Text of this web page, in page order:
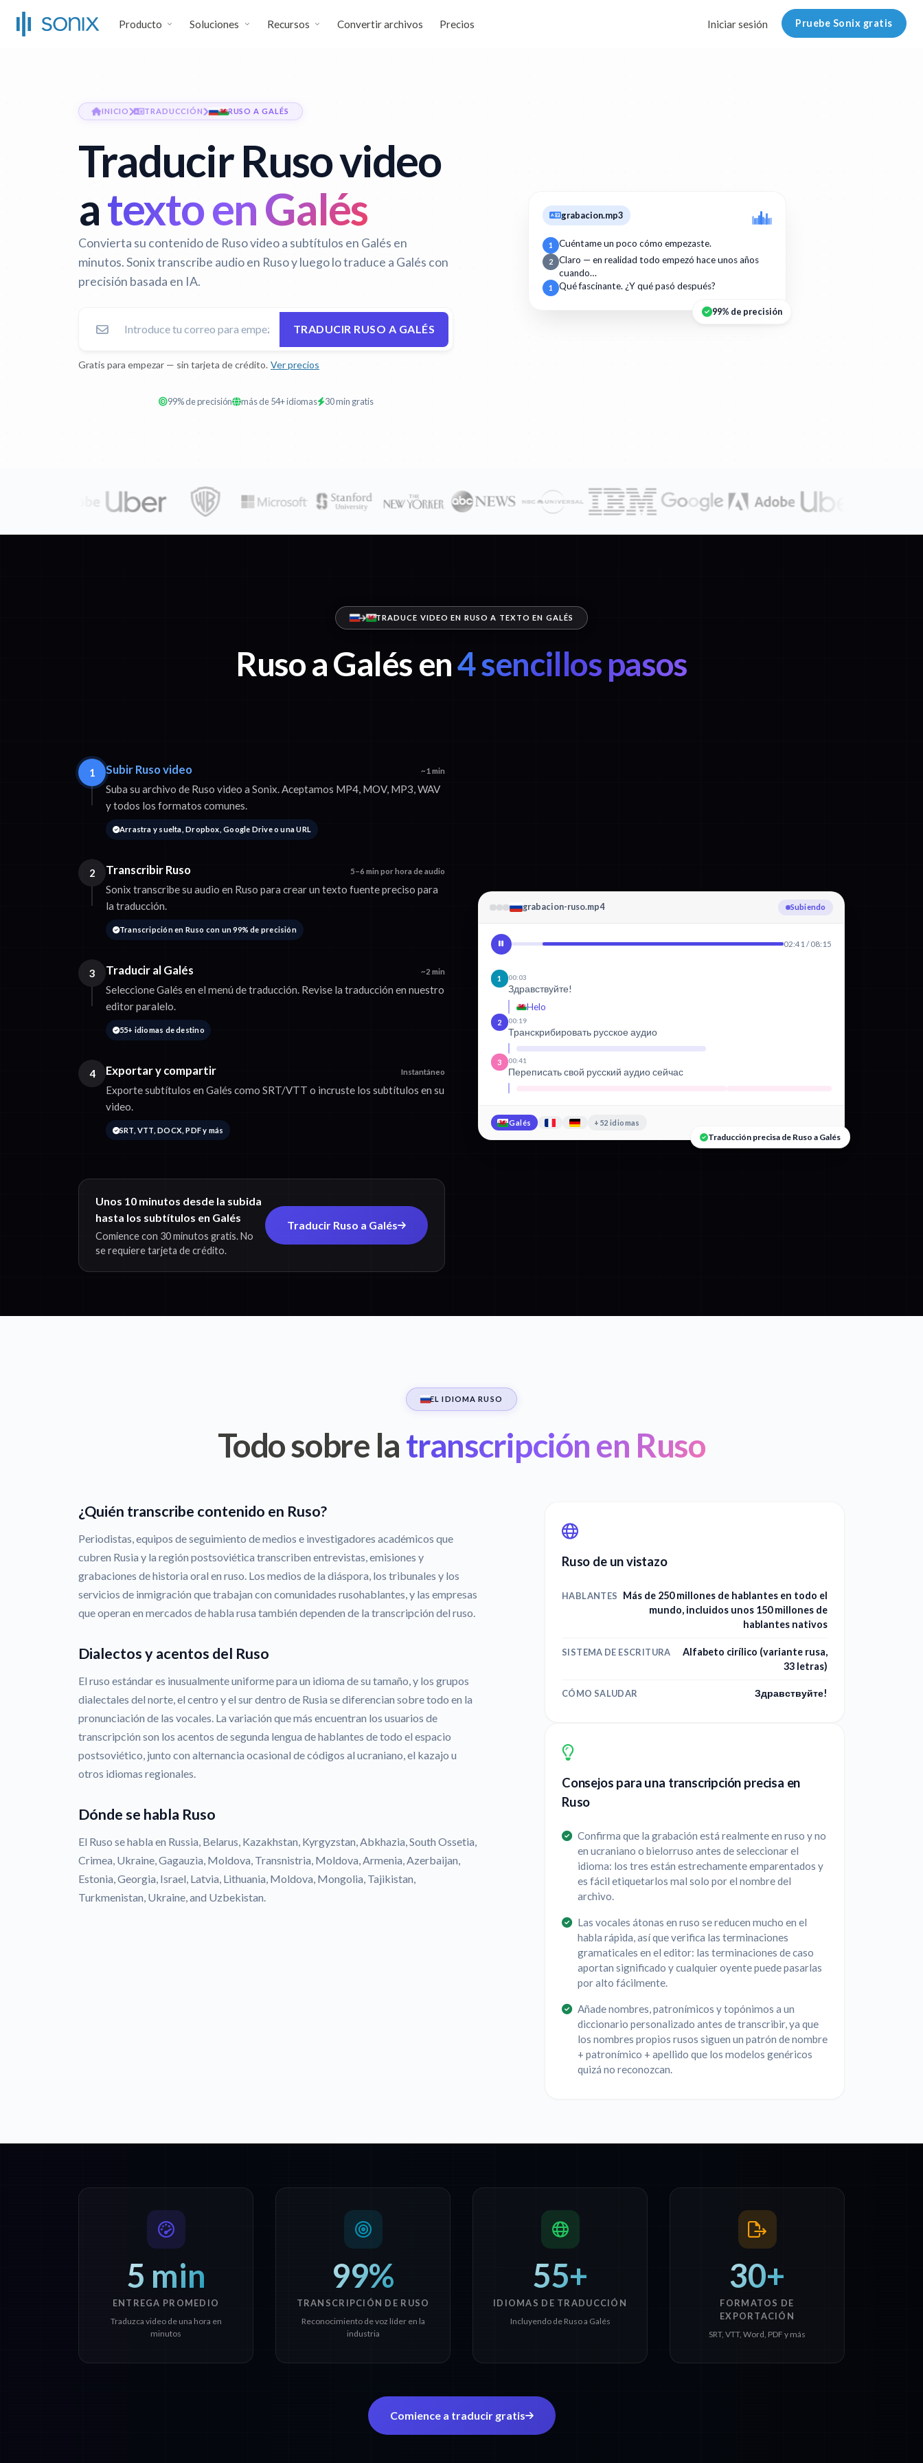
Producto Soluciones Recursos Convertir archivos Precios Iniciar sesión Pruebe Sonix gratis
INICIO TRADUCCIÓN RUSO A GALÉS
Traducir Ruso video
atexto en Galés
Convierta su contenido de Ruso video a subtítulos en Galés en
minutos. Sonix transcribe audio en Ruso y luego lo traduce a Galés con
precisión basada en IA.
TRADUCIR RUSO A GALÉS
Gratis para empezar — sin tarjeta de crédito. Ver precios
99% de precisión más de 54+ idiomas 30 min gratis
grabacion.mp3
1 Cuéntame un poco cómo empezaste.
2
Claro — en realidad todo empezó hace unos años
cuando…
1 Qué fascinante. ¿Y qué pasó después?
99% de precisión
TRADUCE VIDEO EN RUSO A TEXTO EN GALÉS
Ruso a Galés en4 sencillos pasos
1 Subir Ruso video ~1 min
Suba su archivo de Ruso video a Sonix. Aceptamos MP4, MOV, MP3, WAV
y todos los formatos comunes.
Arrastra y suelta, Dropbox, Google Drive o una URL
2 Transcribir Ruso 5–6 min por hora de audio
Sonix transcribe su audio en Ruso para crear un texto fuente preciso para
la traducción.
Transcripción en Ruso con un 99% de precisión
3 Traducir al Galés ~2 min
Seleccione Galés en el menú de traducción. Revise la traducción en nuestro
editor paralelo.
55+ idiomas de destino
4 Exportar y compartir Instantáneo
Exporte subtítulos en Galés como SRT/VTT o incruste los subtítulos en su
video.
SRT, VTT, DOCX, PDF y más
Unos 10 minutos desde la subida
hasta los subtítulos en Galés
Comience con 30 minutos gratis. No
se requiere tarjeta de crédito.
Traducir Ruso a Galés
grabacion-ruso.mp4 Transcribiendo Ruso
02:41 / 08:15
1 00:03
Здравствуйте!
Helo
2 00:19
Транскрибировать русское аудио
3 00:41
Переписать свой русский аудио сейчас
Galés +52 idiomas
Traducción precisa de Ruso a Galés
EL IDIOMA RUSO
Todo sobre latranscripción en Ruso
¿Quién transcribe contenido en Ruso?
Periodistas, equipos de seguimiento de medios e investigadores académicos que
cubren Rusia y la región postsoviética transcriben entrevistas, emisiones y
grabaciones de historia oral en ruso. Los medios de la diáspora, los tribunales y los
servicios de inmigración que trabajan con comunidades rusohablantes, y las empresas
que operan en mercados de habla rusa también dependen de la transcripción del ruso.
Dialectos y acentos del Ruso
El ruso estándar es inusualmente uniforme para un idioma de su tamaño, y los grupos
dialectales del norte, el centro y el sur dentro de Rusia se diferencian sobre todo en la
pronunciación de las vocales. La variación que más encuentran los usuarios de
transcripción son los acentos de segunda lengua de hablantes de todo el espacio
postsoviético, junto con alternancia ocasional de códigos al ucraniano, el kazajo u
otros idiomas regionales.
Dónde se habla Ruso
El Ruso se habla en Russia, Belarus, Kazakhstan, Kyrgyzstan, Abkhazia, South Ossetia,
Crimea, Ukraine, Gagauzia, Moldova, Transnistria, Moldova, Armenia, Azerbaijan,
Estonia, Georgia, Israel, Latvia, Lithuania, Moldova, Mongolia, Tajikistan,
Turkmenistan, Ukraine, and Uzbekistan.
Ruso de un vistazo
HABLANTES
Más de 250 millones de hablantes en todo el
mundo, incluidos unos 150 millones de
hablantes nativos
SISTEMA DE ESCRITURA
Alfabeto cirílico (variante rusa,
33 letras)
CÓMO SALUDAR Здравствуйте!
Consejos para una transcripción precisa en
Ruso
Confirma que la grabación está realmente en ruso y no
en ucraniano o bielorruso antes de seleccionar el
idioma: los tres están estrechamente emparentados y
es fácil etiquetarlos mal solo por el nombre del
archivo.
Las vocales átonas en ruso se reducen mucho en el
habla rápida, así que verifica las terminaciones
gramaticales en el editor: las terminaciones de caso
aportan significado y cualquier oyente puede pasarlas
por alto fácilmente.
Añade nombres, patronímicos y topónimos a un
diccionario personalizado antes de transcribir, ya que
los nombres propios rusos siguen un patrón de nombre
+ patronímico + apellido que los modelos genéricos
quizá no reconozcan.
5 min
ENTREGA PROMEDIO
Traduzca video de una hora en
minutos
99%
TRANSCRIPCIÓN DE RUSO
Reconocimiento de voz líder en la
industria
55+
IDIOMAS DE TRADUCCIÓN
Incluyendo de Ruso a Galés
30+
FORMATOS DE
EXPORTACIÓN
SRT, VTT, Word, PDF y más
Comience a traducir gratis